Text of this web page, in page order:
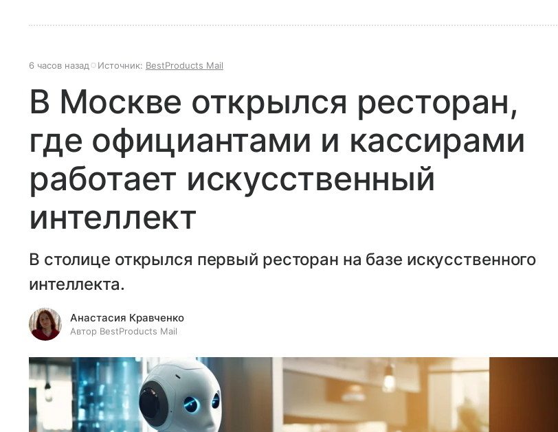
6 часов назад Источник: BestProducts Mail
В Москве открылся ресторан,
где официантами и кассирами
работает искусственный
интеллект
В столице открылся первый ресторан на базе искусственного
интеллекта.
Анастасия Кравченко
Автор BestProducts Mail